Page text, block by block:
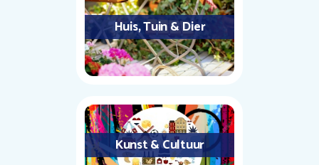
Huis, Tuin & Dier
Kunst & Cultuur